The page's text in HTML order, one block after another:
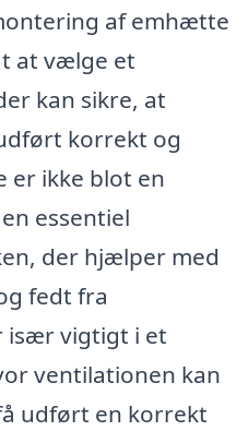
af emhætte
at vælge et
kan sikre, at
korrekt og
er ikke blot en
essentiel
der hjælper med
fedt fra
især vigtigt i et
ventilationen kan
udført en korrekt